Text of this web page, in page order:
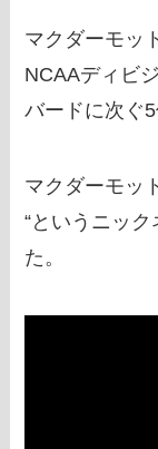
マクダーモッ
NCAAディビ
バードに次ぐ
マクダーモッ
“というニッ
た。